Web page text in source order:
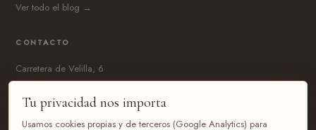
Ver todo el blog →
CONTACTO
Carretera de Velilla, 6
28510 Campo Real, Madrid
91 197 04 25
Tu privacidad nos importa
Usamos cookies propias y de terceros (Google Analytics) para